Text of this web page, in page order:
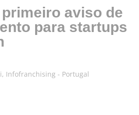
aviso de
para startups
Infofranchising - Portugal